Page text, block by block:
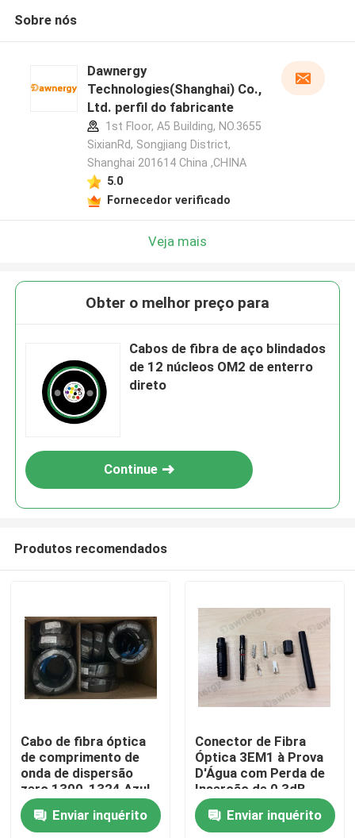
Casa
Produtos
Vídeos
Sobre nós
Dawnergy
Technologies(Shanghai) Co.,
Ltd. perfil do fabricante
1st Floor, A5 Building, NO.3655
SixianRd, Songjiang District,
Shanghai 201614 China ,CHINA
5.0
Fornecedor verificado
Veja mais
Obter o melhor preço para
Cabos de fibra de aço blindados
de 12 núcleos OM2 de enterro
direto
Continue
Produtos recomendados
Cabo de fibra óptica
de comprimento de
onda de dispersão
zero 1300-1324 Azul
Enviar inquérito
Conector de Fibra
Óptica 3EM1 à Prova
D'Água com Perda de
Inserção de 0,3dB
Enviar inquérito